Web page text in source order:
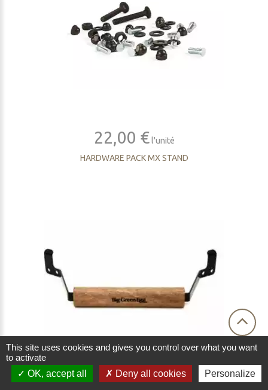
22,00 € l'unité
HARDWARE PACK MX STAND
22,00 €
This site uses cookies and gives you control over what you want
to activate
OK, accept all
Deny all cookies Personalize